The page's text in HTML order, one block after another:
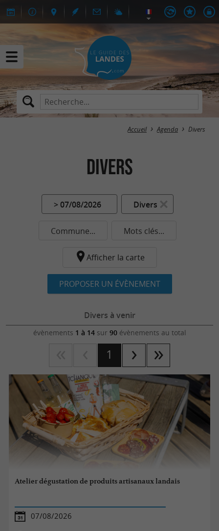
Accueil Agenda Divers
Divers
> 07/08/2026 Divers
Commune... Mots clés...
Afficher la carte
PROPOSER UN ÉVÈNEMENT
Divers à venir
évènements 1 à 14sur 90évènements au total
1
Atelier dégustation de produits artisanaux landais
07/08/2026